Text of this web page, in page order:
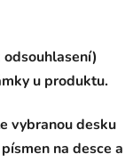
u produktu.
vybranou desku
na desce a